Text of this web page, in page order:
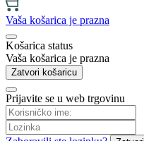
Vaša košarica je prazna
Košarica status
Vaša košarica je prazna
Zatvori košaricu
Prijavite se u web trgovinu